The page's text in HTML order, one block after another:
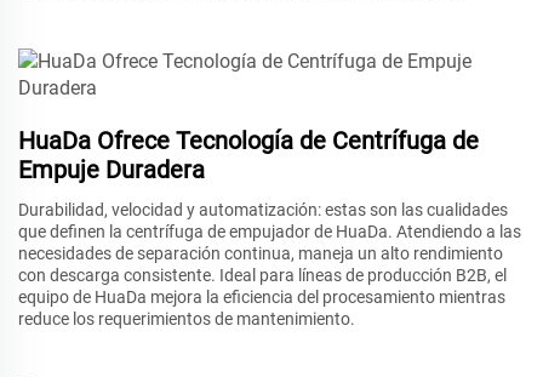
HuaDa Ofrece Tecnología de Centrífuga de
Empuje Duradera
Durabilidad, velocidad y automatización: estas son las cualidades
que definen la centrífuga de empujador de HuaDa. Atendiendo a las
necesidades de separación continua, maneja un alto rendimiento
con descarga consistente. Ideal para líneas de producción B2B, el
equipo de HuaDa mejora la eficiencia del procesamiento mientras
reduce los requerimientos de mantenimiento.